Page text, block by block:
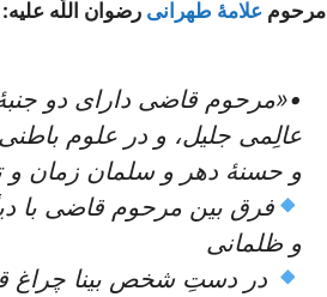
مرحوم علامۀ طهرانی رضوان اللَه علیه:
•«مرحوم قاضی دارای دو
عالِمی جلیل، و در علوم
و حسنۀ دهر و سلمان زمان و
فرق بین مرحوم قاضی با
و ظلمانی
در دستِ شخص بینا چراغ